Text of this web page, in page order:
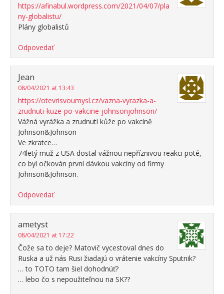
https://afinabul.wordpress.com/2021/04/07/pla
ny-globalistu/
Plány globalistů
Odpovedať
Jean
08/04/2021 at 13:43
https://otevrisvoumysl.cz/vazna-vyrazka-a-
zrudnuti-kuze-po-vakcine-johnsonjohnson/
Vážná vyrážka a zrudnutí kůže po vakcíně
Johnson&Johnson
Ve zkratce…
74letý muž z USA dostal vážnou nepříznivou reakci poté,
co byl očkován první dávkou vakcíny od firmy
Johnson&Johnson.
Odpovedať
ametyst
08/04/2021 at 17:22
Čože sa to deje? Matovič vycestoval dnes do
Ruska a už nás Rusi žiadajú o vrátenie vakcíny Sputnik?
… to TOTO tam šiel dohodnúť?
… lebo čo s nepoužiteľnou na SK??